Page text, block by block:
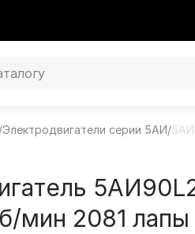
/Электродвигатели серии 5АИ/
мин 2081 лапы